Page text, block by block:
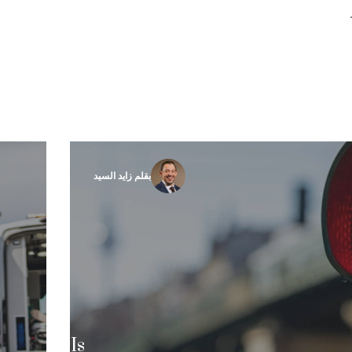
بقلم زايد السيد
How
Much Is